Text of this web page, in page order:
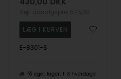
E-8301-S
På eget lager 1-3 hverdage